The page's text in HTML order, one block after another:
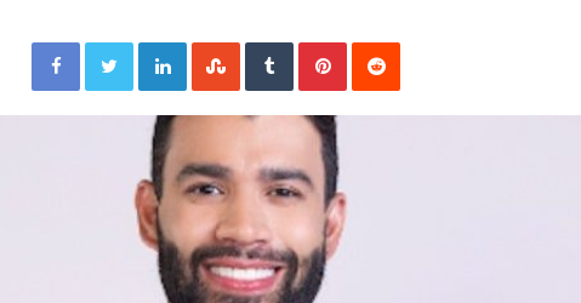
Facebook Twitter LinkedIn StumbleUpon Tumblr Pinterest